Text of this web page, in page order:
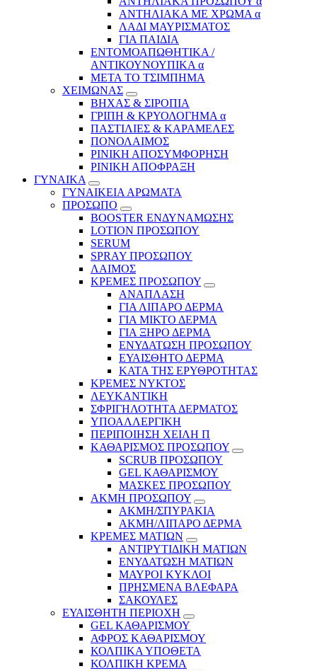
ΑΝΤΗΛΙΑΚΑ ΜΕ ΧΡΩΜΑ α
ΛΑΔΙ ΜΑΥΡΙΣΜΑΤΟΣ
ΓΙΑ ΠΑΙΔΙΑ
ΕΝΤΟΜΟΑΠΩΘΗΤΙΚΑ /
ΑΝΤΙΚΟΥΝΟΥΠΙΚΑ α
ΜΕΤΑ ΤΟ ΤΣΙΜΠΗΜΑ
ΧΕΙΜΩΝΑΣ
ΒΗΧΑΣ & ΣΙΡΟΠΙΑ
ΓΡΙΠΗ & ΚΡΥΟΛΟΓΗΜΑ α
ΠΑΣΤΙΛΙΕΣ & ΚΑΡΑΜΕΛΕΣ
ΠΟΝΟΛΑΙΜΟΣ
ΡΙΝΙΚΗ ΑΠΟΣΥΜΦΟΡΗΣΗ
ΡΙΝΙΚΗ ΑΠΟΦΡΑΞΗ
ΓΥΝΑΙΚΑ
ΓΥΝΑΙΚΕΙΑ ΑΡΩΜΑΤΑ
ΠΡΟΣΩΠΟ
BOOSTER ΕΝΔΥΝΑΜΩΣΗΣ
LOTION ΠΡΟΣΩΠΟΥ
SERUM
SPRAY ΠΡΟΣΩΠΟΥ
ΛΑΙΜΟΣ
ΚΡΕΜΕΣ ΠΡΟΣΩΠΟΥ
ΑΝΑΠΛΑΣΗ
ΓΙΑ ΛΙΠΑΡΟ ΔΕΡΜΑ
ΓΙΑ ΜΙΚΤΟ ΔΕΡΜΑ
ΓΙΑ ΞΗΡΟ ΔΕΡΜΑ
ΕΝΥΔΑΤΩΣΗ ΠΡΟΣΩΠΟΥ
ΕΥΑΙΣΘΗΤΟ ΔΕΡΜΑ
ΚΑΤΑ ΤΗΣ ΕΡΥΘΡΟΤΗΤΑΣ
ΚΡΕΜΕΣ ΝΥΚΤΟΣ
ΛΕΥΚΑΝΤΙΚΗ
ΣΦΡΙΓΗΛΟΤΗΤΑ ΔΕΡΜΑΤΟΣ
ΥΠΟΑΛΛΕΡΓΙΚΗ
ΠΕΡΙΠΟΙΗΣΗ ΧΕΙΛΗ Π
ΚΑΘΑΡΙΣΜΟΣ ΠΡΟΣΩΠΟΥ
SCRUB ΠΡΟΣΩΠΟΥ
GEL ΚΑΘΑΡΙΣΜΟΥ
ΜΑΣΚΕΣ ΠΡΟΣΩΠΟΥ
ΑΚΜΗ ΠΡΟΣΩΠΟΥ
ΑΚΜΗ/ΣΠΥΡΑΚΙΑ
ΑΚΜΗ/ΛΙΠΑΡΟ ΔΕΡΜΑ
ΚΡΕΜΕΣ ΜΑΤΙΩΝ
ΑΝΤΙΡΥΤΙΔΙΚΗ ΜΑΤΙΩΝ
ΕΝΥΔΑΤΩΣΗ ΜΑΤΙΩΝ
ΜΑΥΡΟΙ ΚΥΚΛΟΙ
ΠΡΗΣΜΕΝΑ ΒΛΕΦΑΡΑ
ΣΑΚΟΥΛΕΣ
ΕΥΑΙΣΘΗΤΗ ΠΕΡΙΟΧΗ
GEL ΚΑΘΑΡΙΣΜΟΥ
ΑΦΡΟΣ ΚΑΘΑΡΙΣΜΟΥ
ΚΟΛΠΙΚΑ ΥΠΟΘΕΤΑ
ΚΟΛΠΙΚΗ ΚΡΕΜΑ